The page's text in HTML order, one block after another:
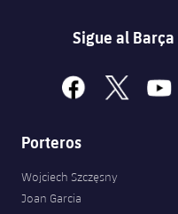
Sigue al
facebook
x
Porteros
Wojciech Szczęsny
Joan Garcia